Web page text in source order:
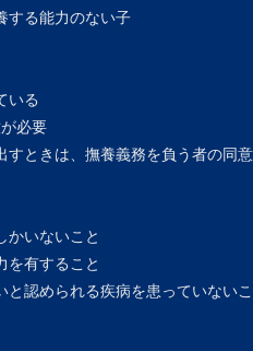
する能力のない子
いる
必要
すときは、撫養義務を負う者の同意
いないこと
を有すること
と認められる疾病を患っていない